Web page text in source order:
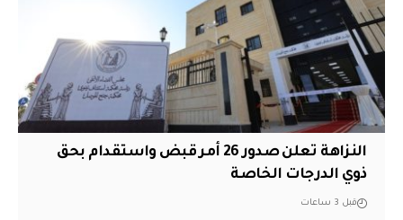
النزاهة تعلن صدور 26 أمر قبض واستقدام بحق
ذوي الدرجات الخاصة
قبل 3 ساعات